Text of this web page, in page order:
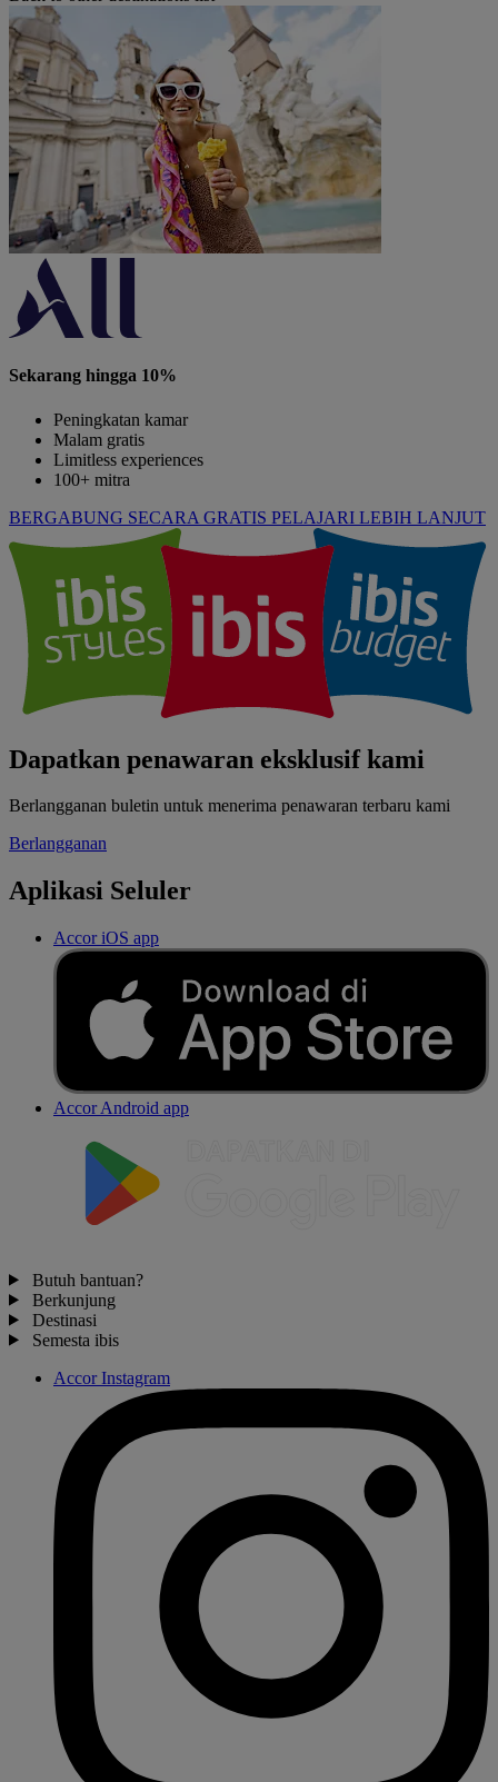
Sekarang hingga 10%
Peningkatan kamar
Malam gratis
Limitless experiences
100+ mitra
BERGABUNG SECARA GRATIS PELAJARI LEBIH LANJUT
Dapatkan penawaran eksklusif kami
Berlangganan buletin untuk menerima penawaran terbaru kami
Berlangganan
Aplikasi Seluler
Accor iOS app
Accor Android app
Butuh bantuan?
Berkunjung
Destinasi
Semesta ibis
Accor Instagram